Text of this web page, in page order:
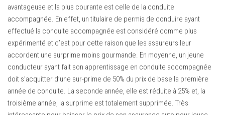
avantageuse et la plus courante est celle de la conduite
accompagnée. En effet, un titulaire de permis de conduire ayant
effectué la conduite accompagnée est considéré comme plus
expérimenté et c’est pour cette raison que les assureurs leur
accordent une surprime moins gourmande. En moyenne, un jeune
conducteur ayant fait son apprentissage en conduite accompagnée
doit s’acquitter d’une sur-prime de 50% du prix de base la première
année de conduite. La seconde année, elle est réduite à 25% et, la
troisième année, la surprime est totalement supprimée. Très